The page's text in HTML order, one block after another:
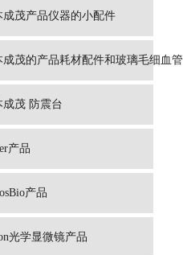
成茂产品仪器的小配件
成茂的产品耗材配件和玻璃毛细血管
成茂 防震台
产品
产品
光学显微镜产品